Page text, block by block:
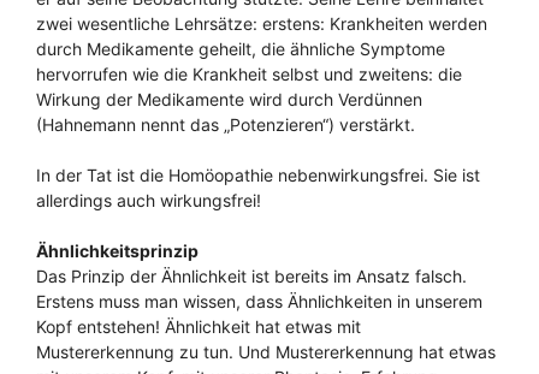
zwei wesentliche Lehrsätze: erstens: Krankheiten werden
durch Medikamente geheilt, die ähnliche Symptome
hervorrufen wie die Krankheit selbst und zweitens: die
Wirkung der Medikamente wird durch Verdünnen
(Hahnemann nennt das „Potenzieren“) verstärkt.
In der Tat ist die Homöopathie nebenwirkungsfrei. Sie ist
allerdings auch wirkungsfrei!
Ähnlichkeitsprinzip
Das Prinzip der Ähnlichkeit ist bereits im Ansatz falsch.
Erstens muss man wissen, dass Ähnlichkeiten in unserem
Kopf entstehen! Ähnlichkeit hat etwas mit
Mustererkennung zu tun. Und Mustererkennung hat etwas